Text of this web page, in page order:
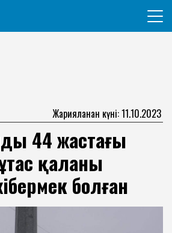
гражданин
Жарияланған күні: 11.10.2023
44 жастағы
қаланы
болған